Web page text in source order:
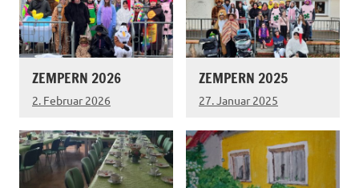
ZEMPERN 2026
2. Februar 2026
ZEMPERN 2025
27. Januar 2025